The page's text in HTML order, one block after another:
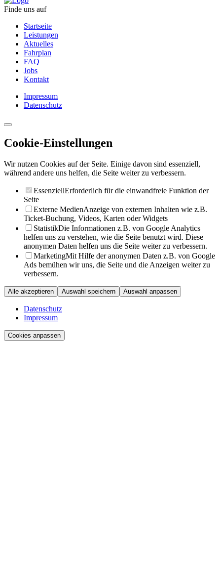
Finde uns auf
Startseite
Leistungen
Aktuelles
Fahrplan
FAQ
Jobs
Kontakt
Impressum
Datenschutz
Cookie-Einstellungen
Wir nutzen Cookies auf der Seite. Einige davon sind essenziell,
während andere uns helfen, die Seite weiter zu verbessern.
EssenziellErforderlich für die einwandfreie Funktion der
Seite
Externe MedienAnzeige von externen Inhalten wie z.B.
Ticket-Buchung, Videos, Karten oder Widgets
StatistikDie Informationen z.B. von Google Analytics
helfen uns zu verstehen, wie die Seite benutzt wird. Diese
anonymen Daten helfen uns die Seite weiter zu verbessern.
MarketingMit Hilfe der anonymen Daten z.B. von Google
Ads bemühen wir uns, die Seite und die Anzeigen weiter zu
verbessern.
Alle akzeptieren Auswahl speichern Auswahl anpassen
Datenschutz
Impressum
Cookies anpassen